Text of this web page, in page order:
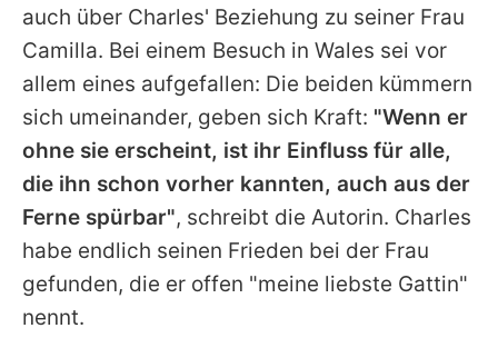
auch über Charles' Beziehung zu seiner Frau
Camilla. Bei einem Besuch in Wales sei vor
allem eines aufgefallen: Die beiden kümmern
sich umeinander, geben sich Kraft: "Wenn er
ohne sie erscheint, ist ihr Einfluss für alle,
die ihn schon vorher kannten, auch aus der
Ferne spürbar", schreibt die Autorin. Charles
habe endlich seinen Frieden bei der Frau
gefunden, die er offen "meine liebste Gattin"
nennt.